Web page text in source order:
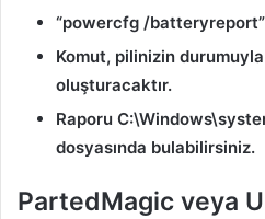
“powercfg /batteryreport”
Komut, pilinizin
oluşturacaktır.
Raporu
dosyasında bulabilirsiniz.
PartedMagic veya